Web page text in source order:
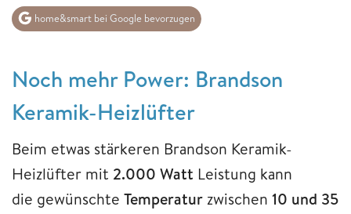
home&smart bei Google bevorzugen
Noch mehr Power: Brandson
Keramik-Heizlüfter
Beim etwas stärkeren Brandson Keramik-
Heizlüfter mit 2.000 Watt Leistung kann
die gewünschte Temperaturzwischen 10 und 35